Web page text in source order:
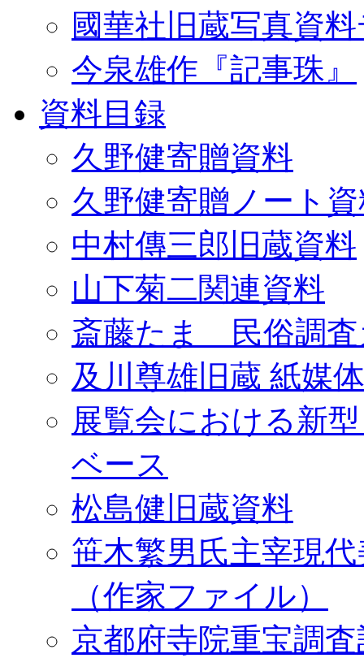
國華社旧蔵写真資
今泉雄作『記事珠』
資料目録
久野健寄贈資料
久野健寄贈ノート
中村傳三郎旧蔵資料
山下菊二関連資料
斎藤たま 民俗調査
及川尊雄旧蔵 紙媒
展覧会における新
ベース
松島健旧蔵資料
笹木繁男氏主宰現
（作家ファイル）
京都府寺院重宝調